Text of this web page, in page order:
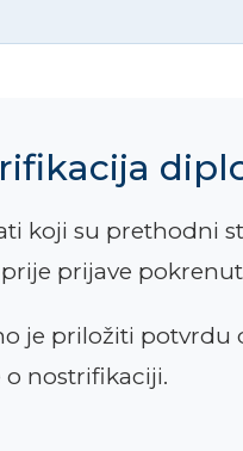
koji su prethodni
prijave
je priložiti potvrdu
o nostrifikaciji.